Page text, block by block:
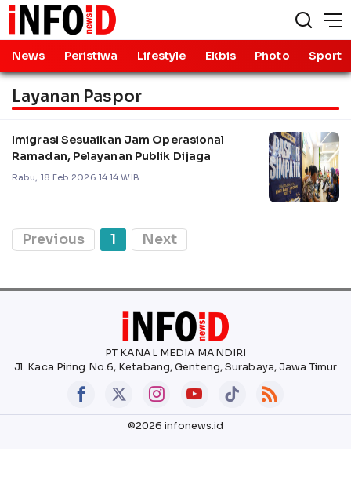
News Peristiwa Lifestyle Ekbis Photo Sport
Layanan Paspor
Imigrasi Sesuaikan Jam Operasional
Ramadan, Pelayanan Publik Dijaga
Rabu, 18 Feb 2026 14:14 WIB
Previous 1 Next
PT KANAL MEDIA MANDIRI
Jl. Kaca Piring No.6, Ketabang, Genteng, Surabaya, Jawa Timur
©2026 infonews.id